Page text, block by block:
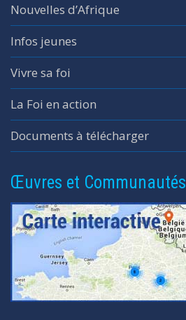
Nouvelles d’Afrique
Infos jeunes
Vivre sa foi
La Foi en action
Documents à télécharger
Œuvres et Communautés